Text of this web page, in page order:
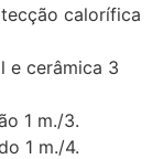
calorífica
e cerâmica 3
1 m./3.
1 m./4.